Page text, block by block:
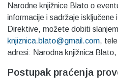
Narodne knjižnice Blato o
informacije i sadržaje isključene
Direktive, možete dobiti
knjiznica.blato@gmail.com,
adresi: Narodna knjižnica
Postupak praćenja